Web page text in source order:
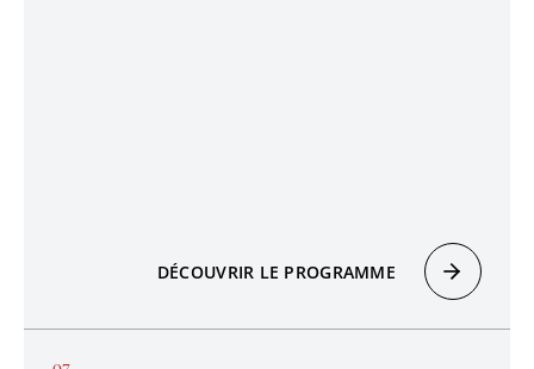
DÉCOUVRIR LE PROGRAMME